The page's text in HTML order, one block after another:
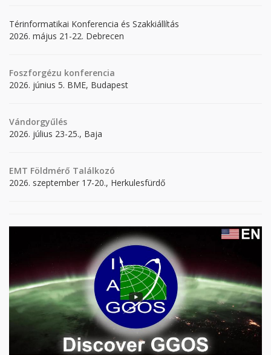
Térinformatikai Konferencia és Szakkiállítás
2026. május 21-22. Debrecen
Foszforgézu konferencia
2026. június 5. BME, Budapest
Vándorgyűlés
2026. július 23-25., Baja
EMT Földmérő Találkozó
2026. szeptember 17-20., Herkulesfürdő